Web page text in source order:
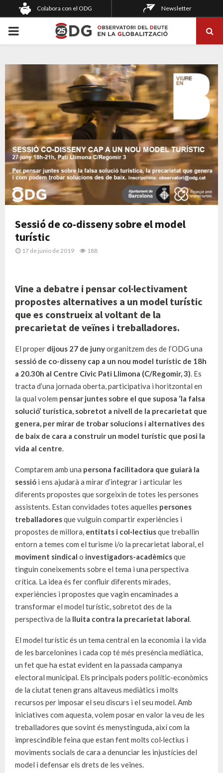
Colabora con el ODG Newsletter
PRIMARY
Sessió de co-disseny sobre el model
turístic
17 de junio de 2019 188
Vine a debatre i pensar col·lectivament
propostes alternatives a un model turístic
que es construeix al voltant de la
precarietat de veïnes i treballadores.
El proper dijous 27 de junyorganitzem des de l’ODG una
sessió de co-disseny cap a un nou model turístic de 18h
a 20.30h al Centre Cívic Pati Llimona (C/Regomir, 3). Es
tracta d’una jornada oberta, participativa i horitzontal en
la qual volem pensar juntes sobre el que suposa ‘la falsa
solució’ turística, sobretot a nivell de la precarietat que
genera, per mirar de trobar solucions i alternatives des
de baix de cara a construir un model turístic que posi la
vida al centre.
Comptarem amb una persona facilitadora que guiarà la
sessió i ens ajudarà a mirar d’integrar i articular les
diferents propostes que sorgeixin de totes les persones
assistents. Estan convidades totes aquelles persones
treballadoresque vulguin compartir experiències i
propostes de millora, entitats i col·lectiusque treballin
entorn a temes com el turisme i/o la precarietat laboral, el
moviment sindical o investigadors-acadèmicsque
tinguin coneixements sobre el tema i una perspectiva
crítica. La idea és fer confluir diferents mirades,
experiències i propostes que vagin encaminades a
transformar el model turístic, sobretot des de la
perspectiva de la lluita contra la precarietat laboral.
El model turístic és un tema central en la economia i la vida
de les barcelonines i cada cop té més presència mediàtica,
un fet que ha estat evident en la passada campanya
electoral municipal. Els principals poders polític-econòmics
de la ciutat tenen grans altaveus mediàtics i molts
recursos per imposar el seu discurs i el seu model. Amb
iniciatives com aquesta, volem posar en valor la veu de les
treballadores que sovint és menystinguda, així com la
imprescindible feina que estan fent molts col·lectius i
moviments socials de cara a denunciar les injustícies del
model i defensar els drets de les veïnes.